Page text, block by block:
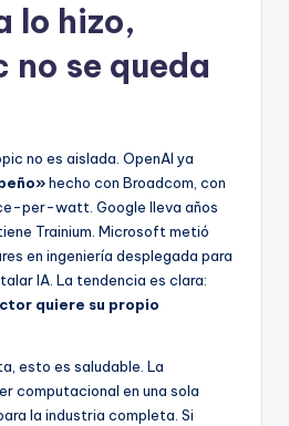
lo hizo,
se queda
no es aislada. OpenAI ya
hecho con Broadcom, con
per-watt. Google lleva años
Trainium. Microsoft metió
en ingeniería desplegada para
IA. La tendencia es clara:
quiere su propio
esto es saludable. La
computacional en una sola
la industria completa. Si